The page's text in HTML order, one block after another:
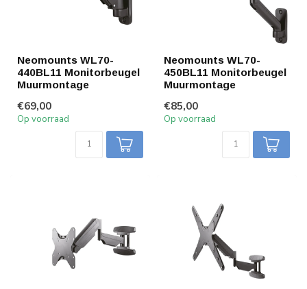
Neomounts WL70-
440BL11 Monitorbeugel
Muurmontage
€69,00
Op voorraad
Neomounts WL70-
450BL11 Monitorbeugel
Muurmontage
€85,00
Op voorraad